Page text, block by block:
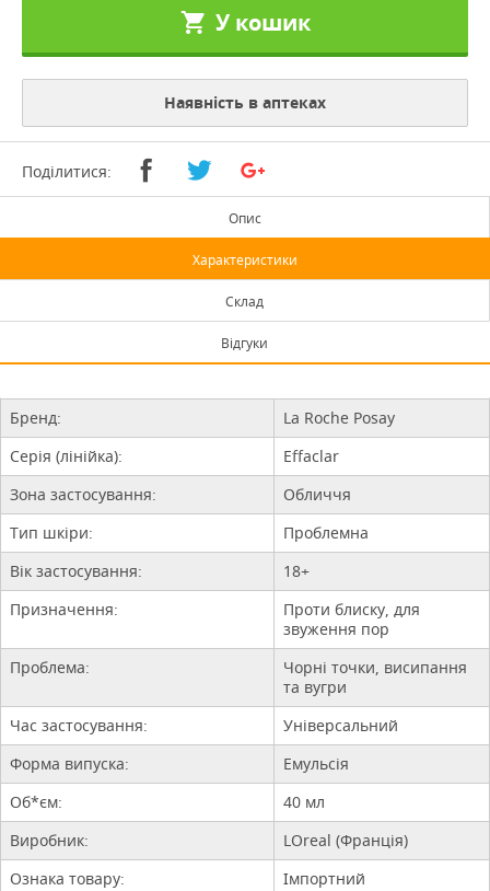
У кошик
Наявність в аптеках
Поділитися:
Опис
Характеристики
Склад
Відгуки
Бренд:
La Roche Posay
Серія (лінійка):
Effaclar
Зона застосування:
Обличчя
Тип шкіри:
Проблемна
Вік застосування:
18+
Призначення:
Проти блиску, для
звуження пор
Проблема:
Чорні точки, висипання
та вугри
Час застосування:
Універсальний
Форма випуска:
Емульсія
Об*єм:
40 мл
Виробник:
LOreal (Франція)
Ознака товару:
Імпортний